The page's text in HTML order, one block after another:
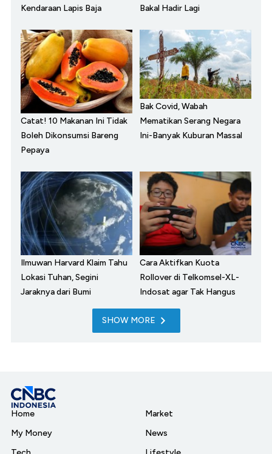
Kendaraan Lapis Baja
Bakal Hadir Lagi
Catat! 10 Makanan Ini Tidak
Boleh Dikonsumsi Bareng
Pepaya
Bak Covid, Wabah
Mematikan Serang Negara
Ini-Banyak Kuburan Massal
Ilmuwan Harvard Klaim Tahu
Lokasi Tuhan, Segini
Jaraknya dari Bumi
Cara Aktifkan Kuota
Rollover di Telkomsel-XL-
Indosat agar Tak Hangus
SHOW MORE
Home
My Money
Market
News